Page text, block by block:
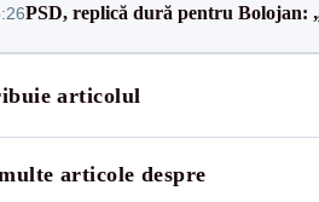
PSD, replică dură pentru Bolojan:
articolul
articole despre